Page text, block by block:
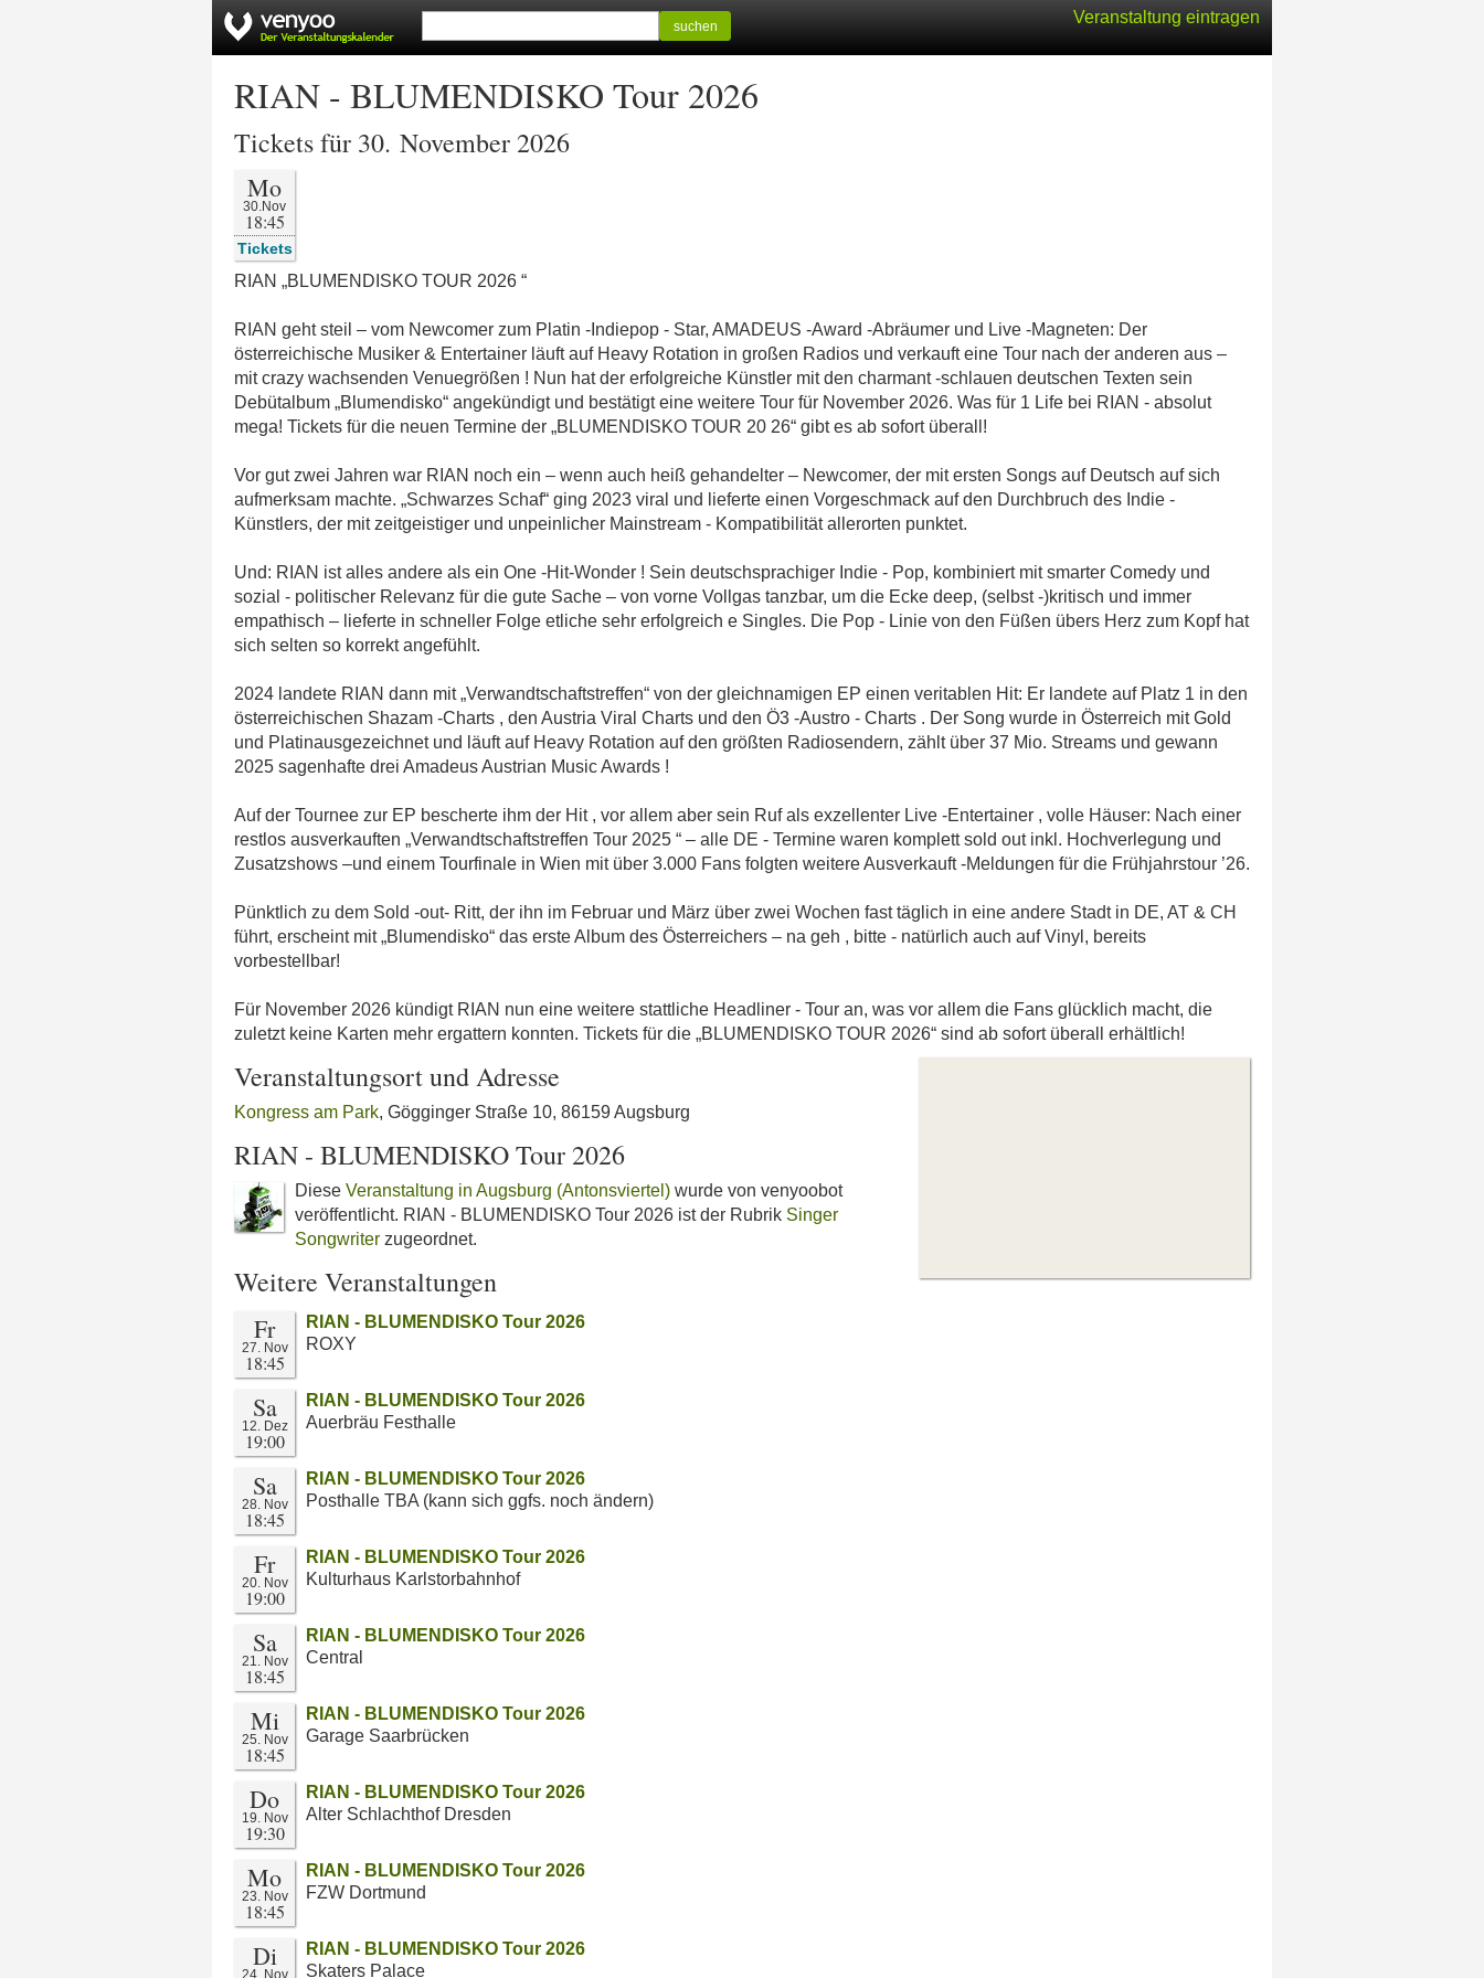
Veranstaltung eintragen
suchen
RIAN - BLUMENDISKO Tour 2026
Tickets für 30. November 2026
Mo
30.Nov
18:45
Tickets
RIAN „BLUMENDISKO TOUR 2026 “
RIAN geht steil – vom Newcomer zum Platin -Indiepop - Star, AMADEUS -Award -Abräumer und Live -Magneten: Der
österreichische Musiker & Entertainer läuft auf Heavy Rotation in großen Radios und verkauft eine Tour nach der anderen aus –
mit crazy wachsenden Venuegrößen ! Nun hat der erfolgreiche Künstler mit den charmant -schlauen deutschen Texten sein
Debütalbum „Blumendisko“ angekündigt und bestätigt eine weitere Tour für November 2026. Was für 1 Life bei RIAN - absolut
mega! Tickets für die neuen Termine der „BLUMENDISKO TOUR 20 26“ gibt es ab sofort überall!
Vor gut zwei Jahren war RIAN noch ein – wenn auch heiß gehandelter – Newcomer, der mit ersten Songs auf Deutsch auf sich
aufmerksam machte. „Schwarzes Schaf“ ging 2023 viral und lieferte einen Vorgeschmack auf den Durchbruch des Indie -
Künstlers, der mit zeitgeistiger und unpeinlicher Mainstream - Kompatibilität allerorten punktet.
Und: RIAN ist alles andere als ein One -Hit-Wonder ! Sein deutschsprachiger Indie - Pop, kombiniert mit smarter Comedy und
sozial - politischer Relevanz für die gute Sache – von vorne Vollgas tanzbar, um die Ecke deep, (selbst -)kritisch und immer
empathisch – lieferte in schneller Folge etliche sehr erfolgreich e Singles. Die Pop - Linie von den Füßen übers Herz zum Kopf hat
sich selten so korrekt angefühlt.
2024 landete RIAN dann mit „Verwandtschaftstreffen“ von der gleichnamigen EP einen veritablen Hit: Er landete auf Platz 1 in den
österreichischen Shazam -Charts , den Austria Viral Charts und den Ö3 -Austro - Charts . Der Song wurde in Österreich mit Gold
und Platinausgezeichnet und läuft auf Heavy Rotation auf den größten Radiosendern, zählt über 37 Mio. Streams und gewann
2025 sagenhafte drei Amadeus Austrian Music Awards !
Auf der Tournee zur EP bescherte ihm der Hit , vor allem aber sein Ruf als exzellenter Live -Entertainer , volle Häuser: Nach einer
restlos ausverkauften „Verwandtschaftstreffen Tour 2025 “ – alle DE - Termine waren komplett sold out inkl. Hochverlegung und
Zusatzshows –und einem Tourfinale in Wien mit über 3.000 Fans folgten weitere Ausverkauft -Meldungen für die Frühjahrstour ’26.
Pünktlich zu dem Sold -out- Ritt, der ihn im Februar und März über zwei Wochen fast täglich in eine andere Stadt in DE, AT & CH
führt, erscheint mit „Blumendisko“ das erste Album des Österreichers – na geh , bitte - natürlich auch auf Vinyl, bereits
vorbestellbar!
Für November 2026 kündigt RIAN nun eine weitere stattliche Headliner - Tour an, was vor allem die Fans glücklich macht, die
zuletzt keine Karten mehr ergattern konnten. Tickets für die „BLUMENDISKO TOUR 2026“ sind ab sofort überall erhältlich!
Veranstaltungsort und Adresse
Kongress am Park, Gögginger Straße 10, 86159 Augsburg
RIAN - BLUMENDISKO Tour 2026
Diese Veranstaltung in Augsburg (Antonsviertel) wurde von venyoobot
veröffentlicht. RIAN - BLUMENDISKO Tour 2026 ist der Rubrik Singer
Songwriter zugeordnet.
Weitere Veranstaltungen
Fr
27. Nov
18:45
RIAN - BLUMENDISKO Tour 2026
ROXY
Sa
12. Dez
19:00
RIAN - BLUMENDISKO Tour 2026
Auerbräu Festhalle
Sa
28. Nov
18:45
RIAN - BLUMENDISKO Tour 2026
Posthalle TBA (kann sich ggfs. noch ändern)
Fr
20. Nov
19:00
RIAN - BLUMENDISKO Tour 2026
Kulturhaus Karlstorbahnhof
Sa
21. Nov
18:45
RIAN - BLUMENDISKO Tour 2026
Central
Mi
25. Nov
18:45
RIAN - BLUMENDISKO Tour 2026
Garage Saarbrücken
Do
19. Nov
19:30
RIAN - BLUMENDISKO Tour 2026
Alter Schlachthof Dresden
Mo
23. Nov
18:45
RIAN - BLUMENDISKO Tour 2026
FZW Dortmund
Di
24. Nov
RIAN - BLUMENDISKO Tour 2026
Skaters Palace